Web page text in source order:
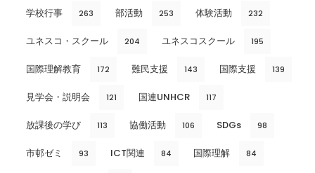
学校行事 263 部活動 253 体験活動 232
ユネスコ・スクール 204 ユネスコスクール 195
国際理解教育 172 難民支援 143 国際支援 139
見学会・説明会 121 国連UNHCR 117
放課後の学び 113 協働活動 106 SDGs 98
市邨ゼミ 93 ICT関連 84 国際理解 84